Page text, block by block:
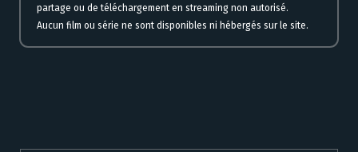
partage ou de téléchargement en streaming non autorisé.
Aucun film ou série ne sont disponibles ni hébergés sur le site.